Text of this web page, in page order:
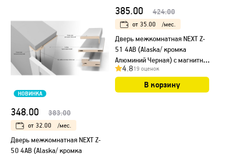
НОВИНКА
348.00 383.00
от 32.00 /мес.
Дверь межкомнатная NEXT Z-
50 4AB (Alaska/ кромка
385.00 424.00
от 35.00 /мес.
Дверь межкомнатная NEXT Z-
51 4AB (Alaska/ кромка
Алюминий Черная) с магнитным
замком
4.819 оценок
В корзину